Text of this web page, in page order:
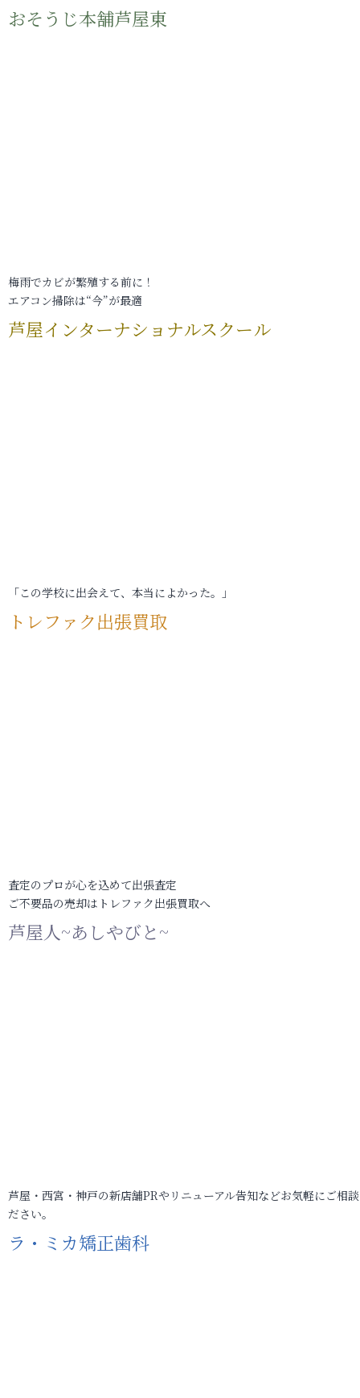
おそうじ本舗芦屋東
梅雨でカビが繁殖する前に！
エアコン掃除は“今”が最適
芦屋インターナショナルスクール
「この学校に出会えて、本当によかった。」
トレファク出張買取
査定のプロが心を込めて出張査定
ご不要品の売却はトレファク出張買取へ
芦屋人~あしやびと~
芦屋・西宮・神戸の新店舗PRやリニューアル告知などお気軽にご相
ださい。
ラ・ミカ矯正歯科